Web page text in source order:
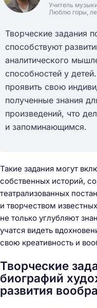
Учитель
Люблю горы,
Творческие задания
способствуют
аналитического
способностей у
проявить свою
полученные знания
произведений, что
и запоминающимся.
Такие задания могут
собственных историй,
театрализованных
и творчеством
не только углубляют
учатся видеть
свою креативность и
Творческие
биографий
развития